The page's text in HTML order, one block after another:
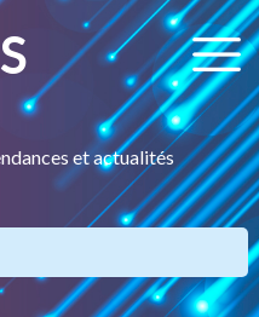
et actualités